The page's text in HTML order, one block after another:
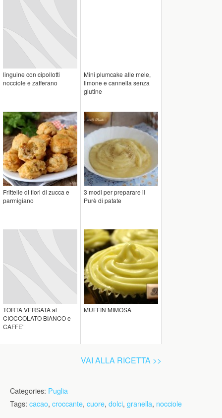
linguine con cipollotti
nocciole e zafferano
Mini plumcake alle mele,
limone e cannella senza
glutine
Frittelle di fiori di zucca e
parmigiano
3 modi per preparare il
Purè di patate
TORTA VERSATA al
CIOCCOLATO BIANCO e
CAFFE'
MUFFIN MIMOSA
VAI ALLA RICETTA >>
Categories: Puglia
Tags: cacao, croccante, cuore, dolci, granella, nocciole